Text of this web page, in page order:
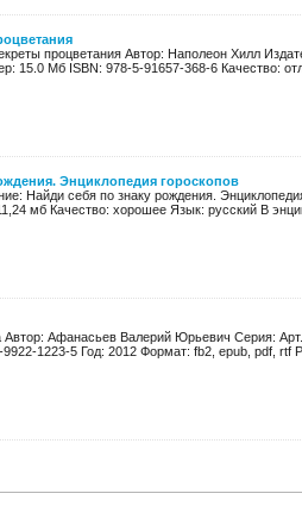
процветания Автор: Наполеон Хилл
15.0 Мб ISBN: 978-5-91657-368-6 Качество:
Энциклопедия гороскопов
Найди себя по знаку рождения.
мб Качество: хорошее Язык: русский В
Автор: Афанасьев Валерий Юрьевич Серия:
1223-5 Год: 2012 Формат: fb2, epub, pdf,